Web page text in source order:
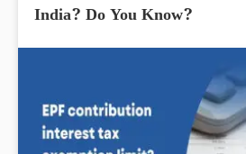
India? Do You Know?